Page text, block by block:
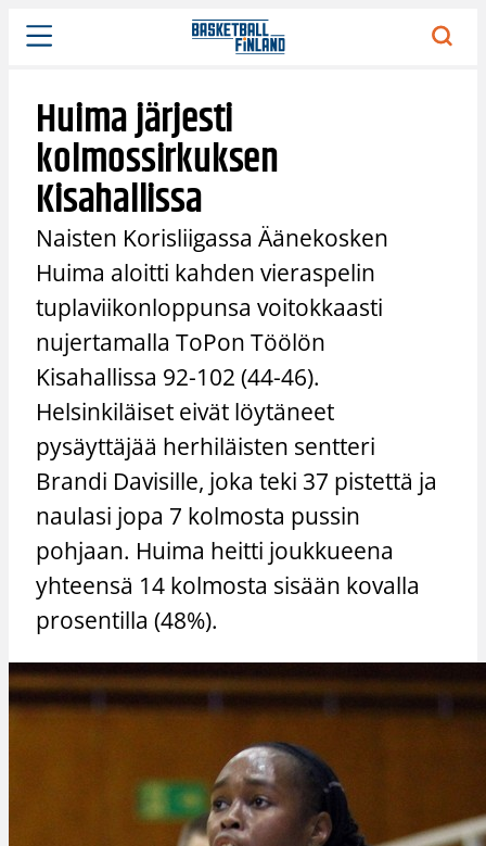
Siirry
sisältöön
Huima järjesti
kolmossirkuksen
Kisahallissa
Naisten Korisliigassa Äänekosken
Huima aloitti kahden vieraspelin
tuplaviikonloppunsa voitokkaasti
nujertamalla ToPon Töölön
Kisahallissa 92-102 (44-46).
Helsinkiläiset eivät löytäneet
pysäyttäjää herhiläisten sentteri
Brandi Davisille, joka teki 37 pistettä ja
naulasi jopa 7 kolmosta pussin
pohjaan. Huima heitti joukkueena
yhteensä 14 kolmosta sisään kovalla
prosentilla (48%).